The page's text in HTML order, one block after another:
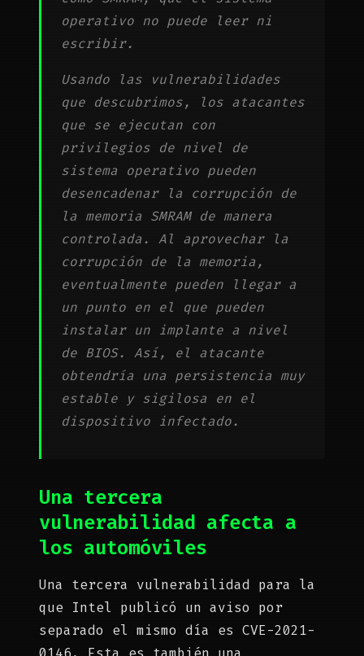
operativo no puede leer ni
escribir.
Usando las vulnerabilidades
que descubrimos, los atacantes
que se ejecutan con
privilegios de nivel de
sistema operativo pueden
desencadenar la corrupción de
la memoria SMRAM de manera
controlada. Al aprovechar la
corrupción de la memoria,
eventualmente pueden llegar a
un punto en el que pueden
instalar un implante a nivel
de BIOS. Así, el atacante
obtendría una persistencia muy
estable y sigilosa en el
dispositivo infectado.
Una tercera
vulnerabilidad afecta a
los automóviles
Una tercera vulnerabilidad para la
que Intel publicó un aviso por
separado el mismo día es CVE-2021-